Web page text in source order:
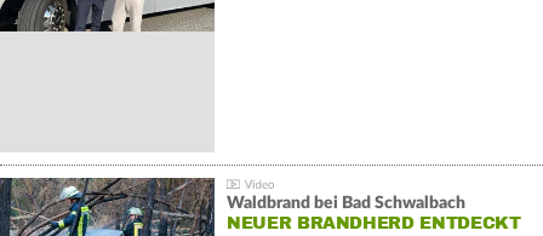
Waldbrand bei Bad Schwalbach
NEUER BRANDHERD ENTDECKT